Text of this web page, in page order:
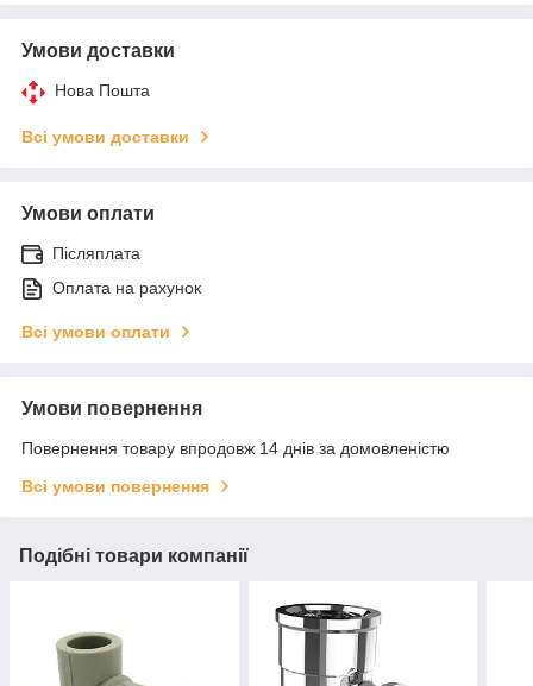
Умови доставки
Нова Пошта
Всі умови доставки
Умови оплати
Післяплата
Оплата на рахунок
Всі умови оплати
Умови повернення
Повернення товару впродовж 14 днів за домовленістю
Всі умови повернення
Подібні товари компанії